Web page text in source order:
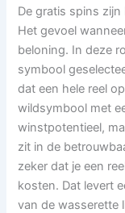
De gratis spins
Het gevoel
beloning. In deze
symbool
dat een hele reel
wildsymbool met
winstpotentieel,
zit in de
zeker dat je een
kosten. Dat levert
van de wasserette